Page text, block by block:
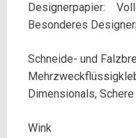
Designerpapier:
Besonderes
Schneide- und
Dimensionals, Schere
Wink